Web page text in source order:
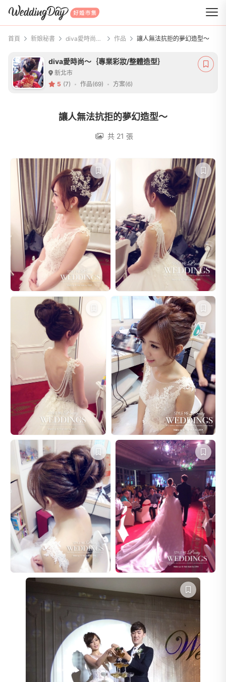
WeddingDay 好婚市集
首頁 新娘秘書 diva愛時尚～｛專業彩妝/整體造型｝ 作品 讓人無法抗拒的夢幻造型～
diva愛時尚～｛專業彩妝/整體造型｝
新北市
5 (7) 作品(69) 方案(6)
讓人無法抗拒的夢幻造型～
共 21 張